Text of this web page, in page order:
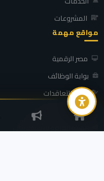
المشروعات
مواقع مهمة
مصر الرقمية
بوابة الوظائف
بوابة التعاقدات
التضامن الاجتماعي